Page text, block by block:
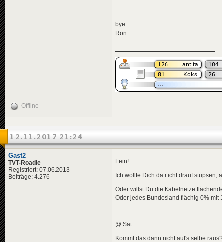
bye
Ron
Offline
12.11.2017 21:24
Gast2
TVT-Roadie
Registriert: 07.06.2013
Beiträge: 4.276
Fein!
Ich wollte Dich da nicht drauf stupsen,
Oder willst Du die Kabelnetze
Oder jedes Bundesland flächig 0% mit
@ Sat
Kommt das dann nicht auf's selbe raus?